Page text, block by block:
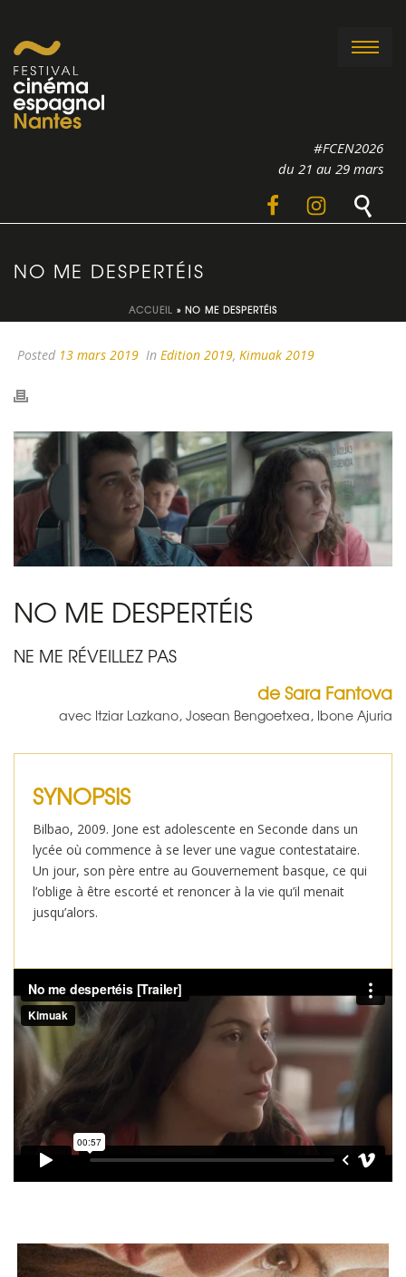
#FCEN2026
du 21 au 29 mars
NO ME DESPERTÉIS
ACCUEIL » NO ME DESPERTÉIS
Posted 13 mars 2019 In Edition 2019, Kimuak 2019
NO ME DESPERTÉIS
NE ME RÉVEILLEZ PAS
de Sara Fantova
avec Itziar Lazkano, Josean Bengoetxea, Ibone Ajuria
SYNOPSIS
Bilbao, 2009. Jone est adolescente en Seconde dans un
lycée où commence à se lever une vague contestataire.
Un jour, son père entre au Gouvernement basque, ce qui
l’oblige à être escorté et renoncer à la vie qu’il menait
jusqu’alors.